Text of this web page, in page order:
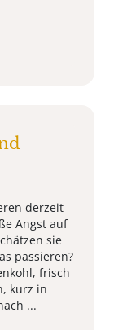
derzeit
Angst auf
sie
passieren?
frisch
kurz in
...